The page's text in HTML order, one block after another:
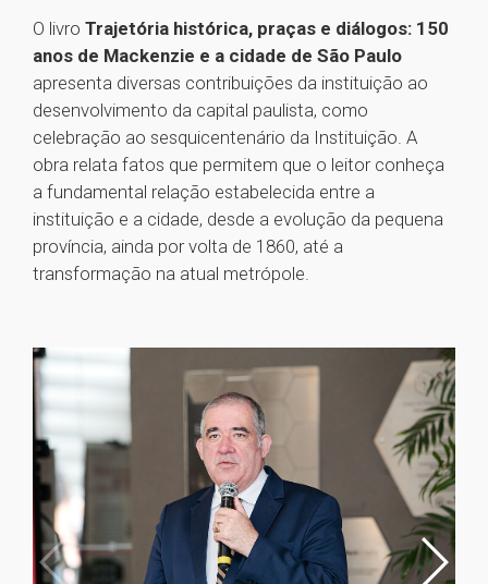
O livro Trajetória histórica, praças e diálogos: 150
anos de Mackenzie e a cidade de São Paulo
apresenta diversas contribuições da instituição ao
desenvolvimento da capital paulista, como
celebração ao sesquicentenário da Instituição. A
obra relata fatos que permitem que o leitor conheça
a fundamental relação estabelecida entre a
instituição e a cidade, desde a evolução da pequena
província, ainda por volta de 1860, até a
transformação na atual metrópole.